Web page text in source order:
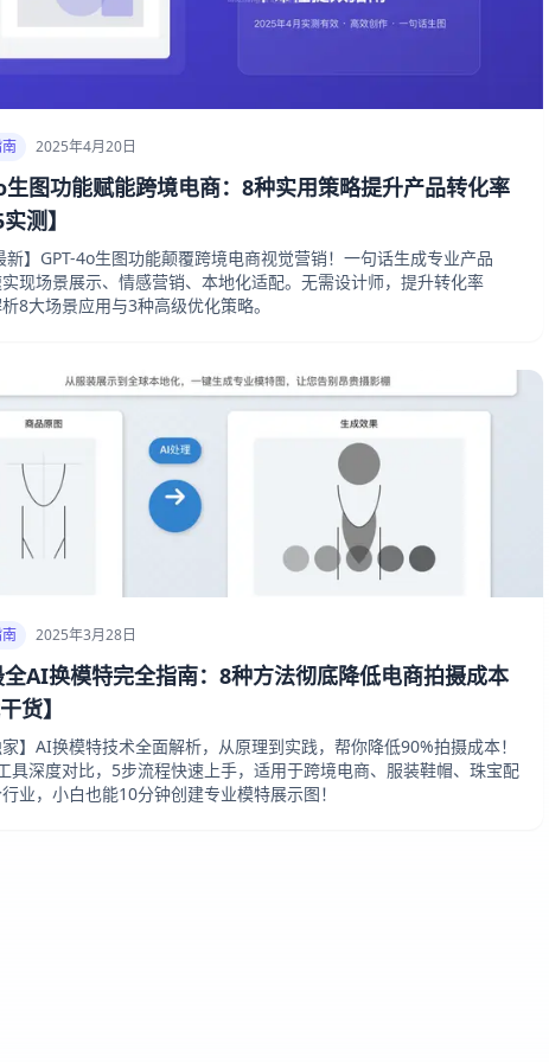
2025年4月20日
生图功能赋能跨境电商：8种实用策略提升产品转化率
测】
新】GPT-4o生图功能颠覆跨境电商视觉营销！一句话生成专业产品
现场景展示、情感营销、本地化适配。无需设计师，提升转化率
8大场景应用与3种高级优化策略。
2025年3月28日
AI换模特完全指南：8种方法彻底降低电商拍摄成本
货】
家】AI换模特技术全面解析，从原理到实践，帮你降低90%拍摄成本！
具深度对比，5步流程快速上手，适用于跨境电商、服装鞋帽、珠宝配
业，小白也能10分钟创建专业模特展示图！